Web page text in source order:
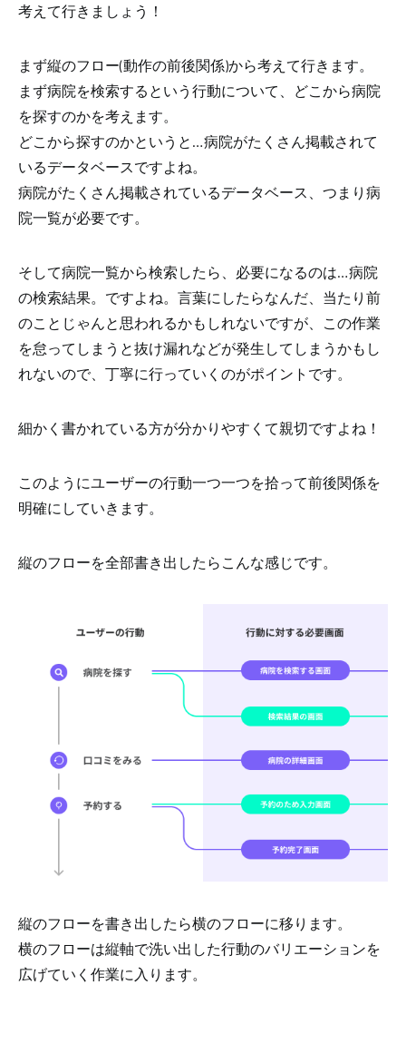
考えて行きましょう！
まず縦のフロー(動作の前後関係)から考えて行きます。
まず病院を検索するという行動について、
どこから病院
を探すのかを考えます。
どこから探すのかというと…病院がたくさん掲載されて
いるデータベースですよね。
病院がたくさん掲載されているデータベース、つまり病
院一覧が必要です。
そして病院一覧から検索したら、必要になるのは…病院
の検索結果。ですよね。言葉にしたらなんだ、当たり前
のことじゃんと思われるかもしれないですが、この作業
を怠ってしまうと抜け漏れなどが発生してしまうかもし
れないので、丁寧に行っていくのがポイントです。
細かく書かれている方が分かりやすくて親切ですよね！
このようにユーザーの行動一つ一つを拾って前後関係を
明確にしていきます。
縦のフローを全部書き出したらこんな感じです。
縦のフローを書き出したら横のフローに移ります。
横のフローは縦軸で洗い出した行動のバリエーションを
広げていく作業に入ります。